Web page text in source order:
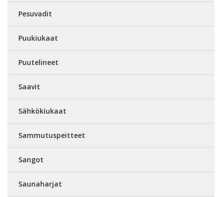
Pesuvadit
Puukiukaat
Puutelineet
Saavit
Sähkökiukaat
Sammutuspeitteet
Sangot
Saunaharjat